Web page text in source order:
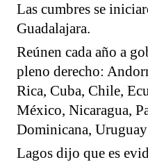
Las cumbres se
Guadalajara.
Reúnen cada año a
pleno derecho:
Rica, Cuba, Chile,
México, Nicaragua,
Dominicana,
Lagos dijo que es